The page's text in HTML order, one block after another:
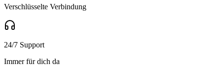
Verschlüsselte Verbindung
24/7 Support
Immer für dich da